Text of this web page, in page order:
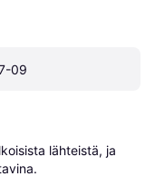
09
lähteistä, ja